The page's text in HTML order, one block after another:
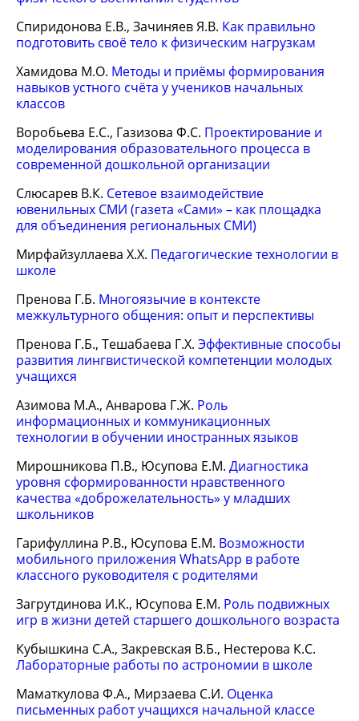
Спиридонова Е.В., Зачиняев Я.В. Как правильно
подготовить своё тело к физическим нагрузкам
Хамидова М.О. Методы и приёмы формирования
навыков устного счёта у учеников начальных
классов
Воробьева Е.С., Газизова Ф.С. Проектирование и
моделирования образовательного процесса в
современной дошкольной организации
Слюсарев В.К. Сетевое взаимодействие
ювенильных СМИ (газета «Сами» – как площадка
для объединения региональных СМИ)
Мирфайзуллаева Х.Х. Педагогические технологии в
школе
Пренова Г.Б. Многоязычие в контексте
межкультурного общения: опыт и перспективы
Пренова Г.Б., Тешабаева Г.Х. Эффективные способы
развития лингвистической компетенции молодых
учащихся
Азимова М.А., Анварова Г.Ж. Роль
информационных и коммуникационных
технологии в обучении иностранных языков
Мирошникова П.В., Юсупова Е.М. Диагностика
уровня сформированности нравственного
качества «доброжелательность» у младших
школьников
Гарифуллина Р.В., Юсупова Е.М. Возможности
мобильного приложения WhatsApp в работе
классного руководителя с родителями
Загрутдинова И.К., Юсупова Е.М. Роль подвижных
игр в жизни детей старшего дошкольного возраста
Кубышкина С.А., Закревская В.Б., Нестерова К.С.
Лабораторные работы по астрономии в школе
Маматкулова Ф.А., Мирзаева С.И. Оценка
письменных работ учащихся начальной классе